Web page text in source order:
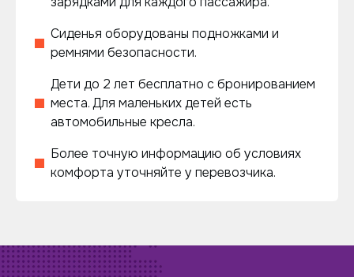
Сиденья оборудованы подножками и
ремнями безопасности.
Дети до 2 лет бесплатно с бронированием
места. Для маленьких детей есть
автомобильные кресла.
Более точную информацию об условиях
комфорта уточняйте у перевозчика.